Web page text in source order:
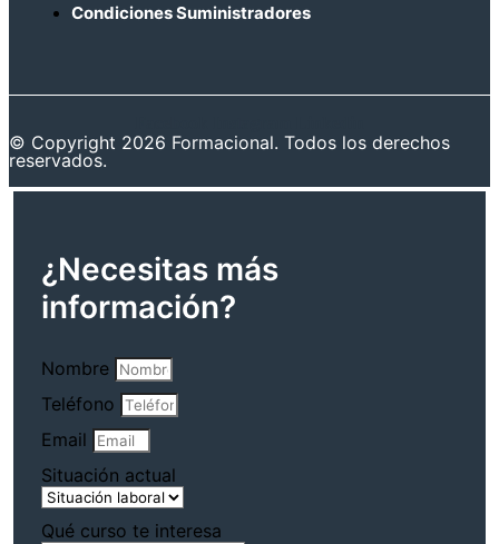
Condiciones Suministradores
© Copyright 2026 Formacional. Todos los derechos
reservados.
¿Necesitas más
información?
Nombre
Teléfono
Email
Situación actual
Qué curso te interesa